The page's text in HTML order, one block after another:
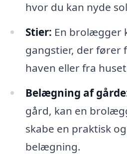
hvor du kan nyde
Stier: En brolægger
gangstier, der fører
haven eller fra
Belægning af
gård, kan en
skabe en praktisk
belægning.